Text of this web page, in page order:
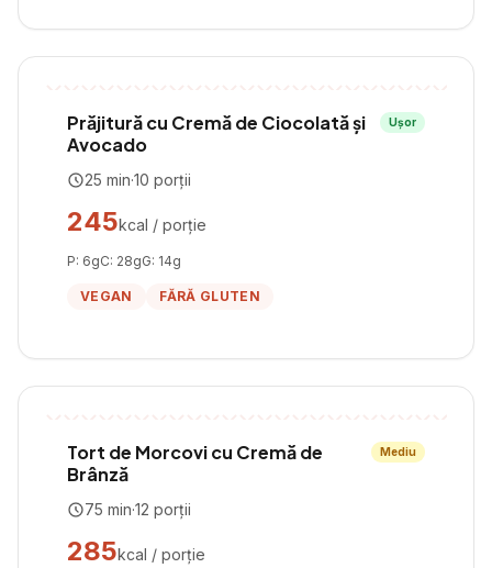
Prăjitură cu Cremă de Ciocolată și
Avocado
Ușor
25 min·10 porții
245kcal / porție
P: 6gC: 28gG: 14g
VEGAN FĂRĂ GLUTEN
Tort de Morcovi cu Cremă de
Brânză
Mediu
75 min·12 porții
285kcal / porție